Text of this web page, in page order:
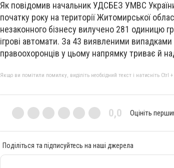
Як повідомив начальник УДСБЕЗ УМВС
початку року на території Житомирської
незаконного бізнесу вилучено 281 одиницю
ігрові автомати. За 43 виявленими
правоохоронців у цьому напрямку триває й
Якщо ви помітили помилку, виділіть необхідний текст і натисніть Ctrl
0,0 Оцініть
Поділіться та підписуйтесь на наші джерела